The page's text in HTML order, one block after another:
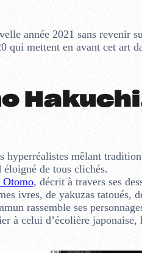
année 2021 sans revenir
mettent en avant cet art
mêlant
éloigné de tous clichés.
Otomo, décrit à travers ses
ivres, de yakuzas tatoués,
rassemble ses
à celui d’écolière